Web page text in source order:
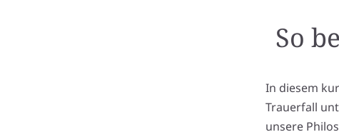
So
In diesem
Trauerfall
unsere